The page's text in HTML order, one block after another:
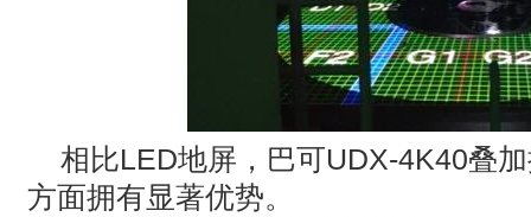
相比LED地屏，巴可UDX-4K40叠
方面拥有显著优势。